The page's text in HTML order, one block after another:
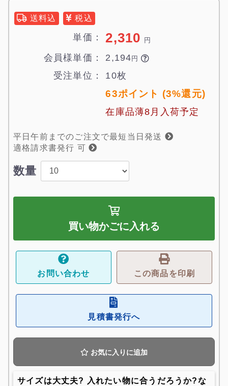
送料込 税込
単価： 2,310 円
会員様単価： 2,194 円 
受注単位： 10枚
63ポイント (3%還元)
在庫品薄8月入荷予定
平日午前までのご注文で最短当日発送
適格請求書発行 可
数量
買い物かごに入れる
お問い合わせ この商品を印刷
見積書発行へ
お気に入りに追加
サイズは大丈夫? 入れたい物に合うだろうか?な